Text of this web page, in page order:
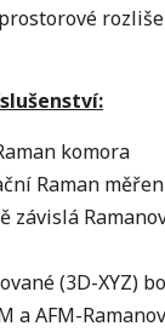
komora
Raman
závislá
(3D-XYZ)
a AFM-